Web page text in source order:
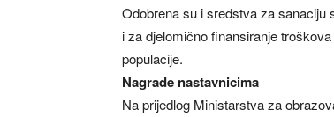
Odobrena su i sredstva za sanaciju
i za djelomično finansiranje
populacije.
Nagrade nastavnicima
Na prijedlog Ministarstva za